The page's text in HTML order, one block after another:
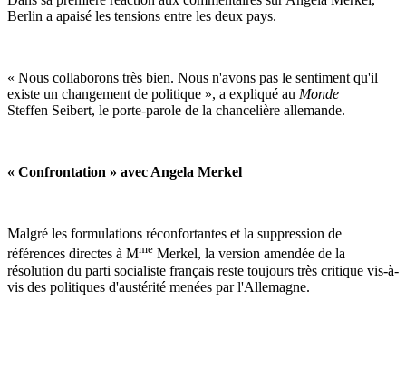
Berlin a apaisé les tensions entre les deux pays.
« Nous collaborons très bien. Nous n'avons pas le sentiment qu'il
existe un changement de politique », a expliqué au Monde
Steffen Seibert, le porte-parole de la chancelière allemande.
« Confrontation » avec Angela Merkel
Malgré les formulations réconfortantes et la suppression de
références directes à Mme Merkel, la version amendée de la
résolution du parti socialiste français reste toujours très critique vis-à-
vis des politiques d'austérité menées par l'Allemagne.